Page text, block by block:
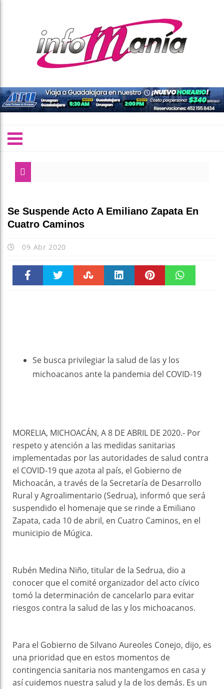
Se Suspende Acto A Emiliano Zapata En
Cuatro Caminos
09 Abr 2020
Se busca privilegiar la salud de las y los
michoacanos ante la pandemia del COVID-19
MORELIA, MICHOACÁN, A 8 DE ABRIL DE 2020.- Por
respeto y atención a las medidas sanitarias
implementadas por las autoridades de salud contra
el COVID-19 que azota al país, el Gobierno de
Michoacán, a través de la Secretaría de Desarrollo
Rural y Agroalimentario (Sedrua), informó que será
suspendido el homenaje que se rinde a Emiliano
Zapata, cada 10 de abril, en Cuatro Caminos, en el
municipio de Múgica.
Rubén Medina Niño, titular de la Sedrua, dio a
conocer que el comité organizador del acto cívico
tomó la determinación de cancelarlo para evitar
riesgos contra la salud de las y los michoacanos.
Para el Gobierno de Silvano Aureoles Conejo, dijo, es
una prioridad que en estos momentos de
contingencia sanitaria nos mantengamos en casa y
así cuidemos nuestra salud y la de los demás. Es un